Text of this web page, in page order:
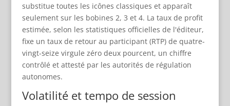
substitue toutes les icônes classiques et apparaît
seulement sur les bobines 2, 3 et 4. La taux de profit
estimée, selon les statistiques officielles de l'éditeur,
fixe un taux de retour au participant (RTP) de quatre-
vingt-seize virgule zéro deux pourcent, un chiffre
contrôlé et attesté par les autorités de régulation
autonomes.
Volatilité et tempo de session